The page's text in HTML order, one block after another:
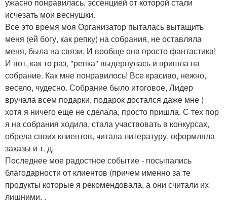
исчезать мои веснушки.
Все это время моя Организатор пыталась вытащить
меня (ей богу, как репку) на собрания, не оставляла
меня, была на связи. И вообще она просто фантастика!
И вот, как то раз, "репка" выдернулась и пришла на
собрание. Как мне понравилось! Все красиво, нежно,
весело, чудесно. Собрание было итоговое, Лидер
вручала всем подарки, подарок достался даже мне )
хотя я ничего еще не сделала, просто пришла. С тех пор
я на собрания ходила, стала участвовать в конкурсах,
обрела своих клиентов, читала литературу, оформляла
заказы и т. д.
Последнее мое радостное событие - посыпались
благодарности от клиентов (причем именно за те
продукты которые я рекомендовала, а они считали их
лишними. .